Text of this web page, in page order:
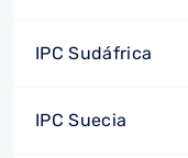
IPC Sudáfrica
IPC Suecia